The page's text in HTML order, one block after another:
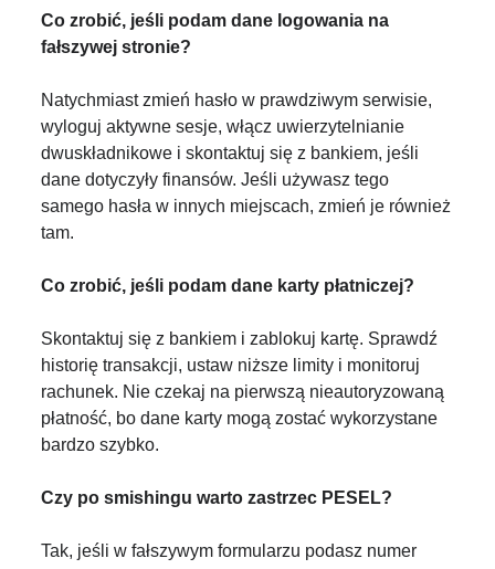
Co zrobić, jeśli podam dane logowania na
fałszywej stronie?
Natychmiast zmień hasło w prawdziwym serwisie,
wyloguj aktywne sesje, włącz uwierzytelnianie
dwuskładnikowe i skontaktuj się z bankiem, jeśli
dane dotyczyły finansów. Jeśli używasz tego
samego hasła w innych miejscach, zmień je również
tam.
Co zrobić, jeśli podam dane karty płatniczej?
Skontaktuj się z bankiem i zablokuj kartę. Sprawdź
historię transakcji, ustaw niższe limity i monitoruj
rachunek. Nie czekaj na pierwszą nieautoryzowaną
płatność, bo dane karty mogą zostać wykorzystane
bardzo szybko.
Czy po smishingu warto zastrzec PESEL?
Tak, jeśli w fałszywym formularzu podasz numer